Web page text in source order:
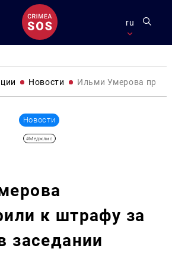
ru
Новости Ильми Умерова
Новости
#Меджлис
к штрафу за
заседании